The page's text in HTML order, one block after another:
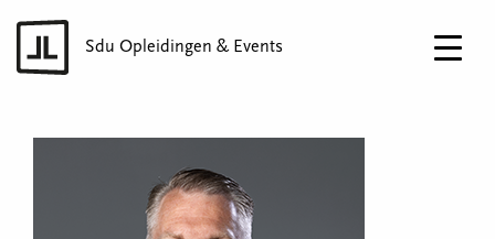
Sdu Opleidingen & Events